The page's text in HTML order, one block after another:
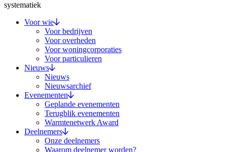
systematiek
Voor wie
Voor bedrijven
Voor overheden
Voor woningcorporaties
Voor particulieren
Nieuws
Nieuws
Nieuwsarchief
Evenementen
Geplande evenementen
Terugblik evenementen
Warmtenetwerk Award
Deelnemers
Onze deelnemers
Waarom deelnemer worden?